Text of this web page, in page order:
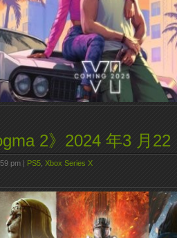
2》2024 年3 月
pm | PS5 Xbox Series X